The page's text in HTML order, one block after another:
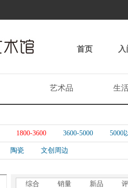
首页
艺术品 生
1800-3600 3600-5000 5000
陶瓷 文创周边
综合 销量 新品